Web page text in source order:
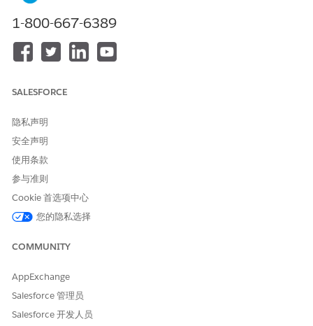
选择
单击编辑分配。
集中。
保存更改。
.
提示要将权限集分配给多个用户，从“设置”中，在快速查找中输
入权限集，然后选择权限集，然后选择相关权限集。在您准备将
权限集分配给客户站点用户时，选择管理分配。
您无法编辑客户社区只读权限集。如果您想授予其他权限，
请创建新权限集，并将其与客户社区只读权限集一起使用；未来
对现成权限集的任何升级都将适用。如果您要删除权限，请复制
1-800-667-6389
SALESFORCE
隐私声明
安全声明
使用条款
参与准则
Cookie 首选项中心
您的隐私选择
COMMUNITY
AppExchange
Salesforce 管理员
Salesforce 开发人员